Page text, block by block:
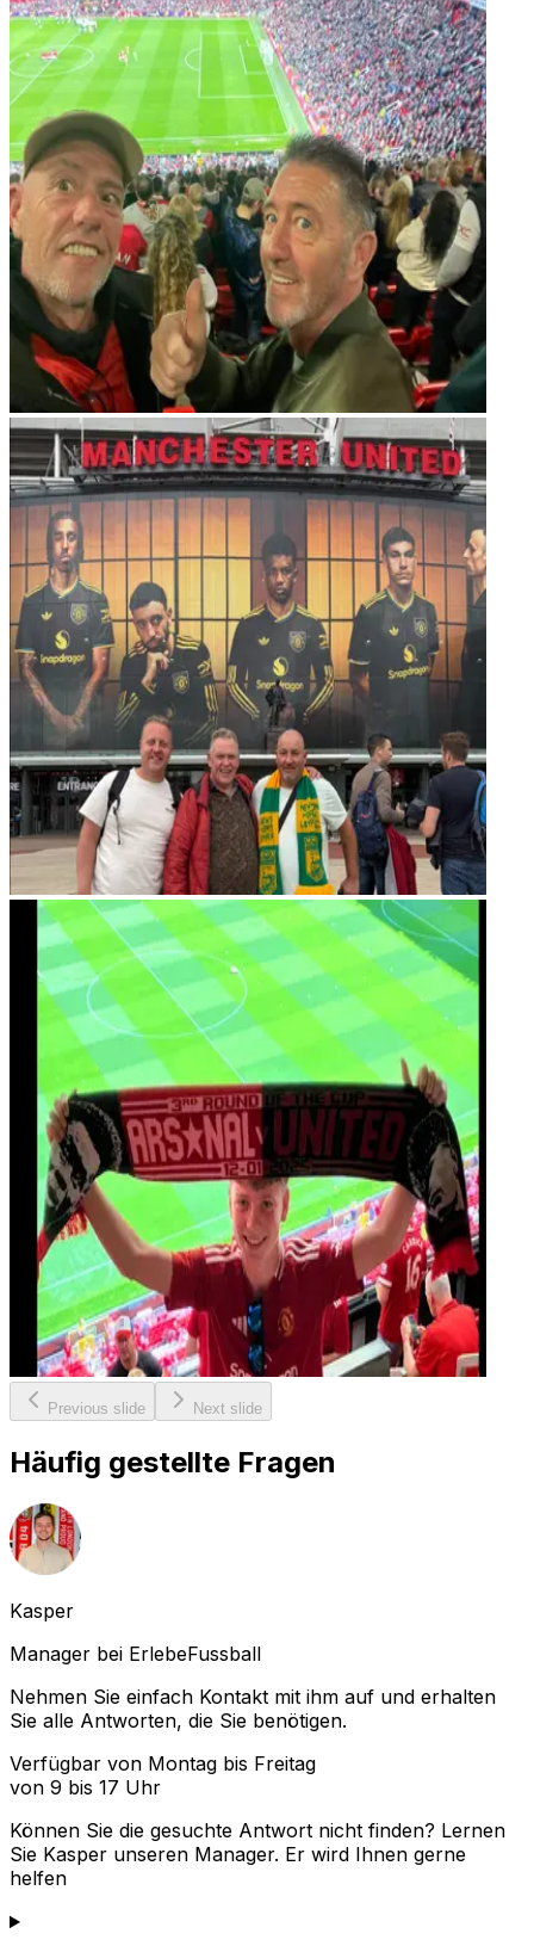
Previous slide Next slide
Häufig gestellte Fragen
Kasper
Manager bei ErlebeFussball
Nehmen Sie einfach Kontakt mit ihm auf und erhalten
Sie alle Antworten, die Sie benötigen.
Verfügbar von Montag bis Freitag
von 9 bis 17 Uhr
Können Sie die gesuchte Antwort nicht finden? Lernen
Sie Kasper unseren Manager. Er wird Ihnen gerne
helfen